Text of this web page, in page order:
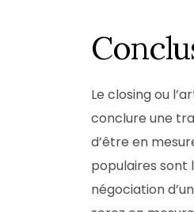
Le closing ou
conclure une
d’être en
populaires sont
négociation